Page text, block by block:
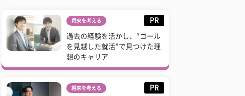
将来を考える PR
過去の経験を活かし、“ゴール
を見越した就活”で見つけた理
想のキャリア
将来を考える PR